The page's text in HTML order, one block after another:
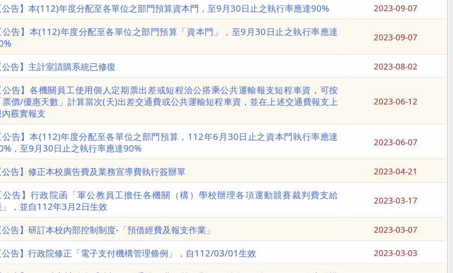
公告】本(112)年度分配至各單位之部門預算資本門，至9月30日止之執行率應達90% 2023-09-07
公告】本(112)年度分配至各單位之部門預算「資本門」，至9月30日止之執行率應達
2023-09-07
公告】主計室請購系統已修復 2023-08-02
公告】各機關員工使用個人定期票出差或短程洽公搭乘公共運輸報支短程車資，可按
票價/優惠天數」計算當次(天)出差交通費或公共運輸短程車資，並在上述交通費報支上
內覈實報支
2023-06-12
公告】本(112)年度分配至各單位之部門預算，112年6月30日止之資本門執行率應達
，至9月30日止之執行率應達90%
2023-06-07
公告】修正本校廣告費及業務宣導費執行簽辦單 2023-04-21
公告】行政院函「軍公教員工擔任各機關（構）學校辦理各項運動競賽裁判費支給
」，並自112年3月2日生效
2023-03-17
公告】研訂本校內部控制制度-「預借經費及報支作業」 2023-03-07
公告】行政院修正「電子支付機構管理條例」，自112/03/01生效 2023-03-03